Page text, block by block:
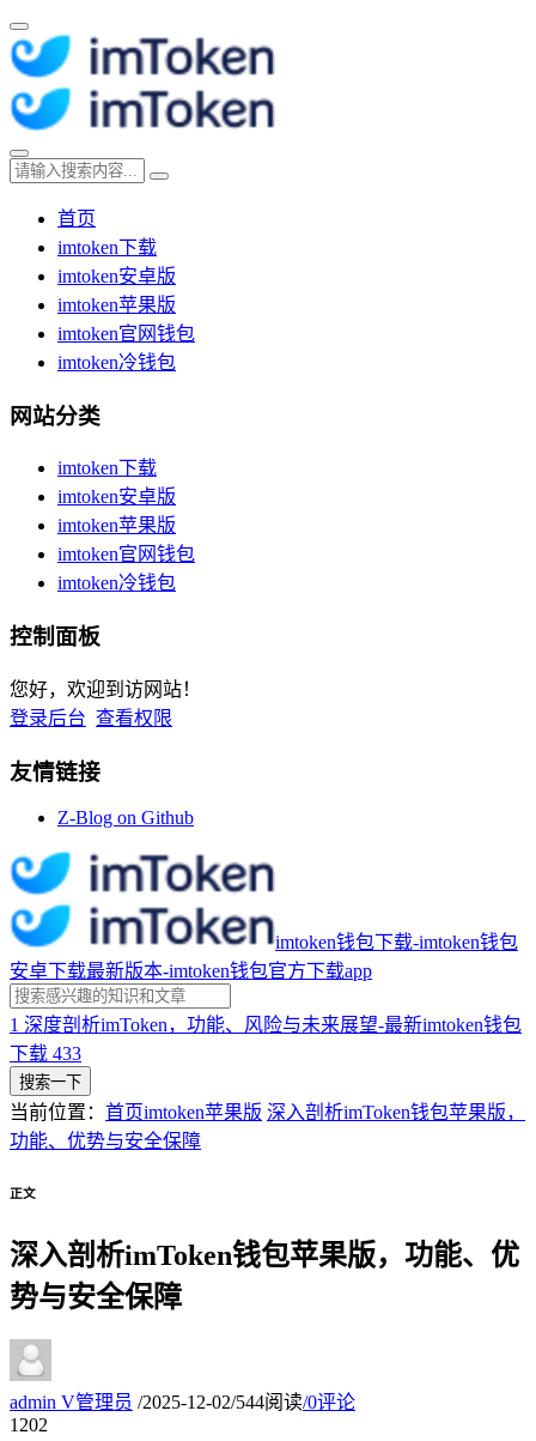
首页
imtoken下载
imtoken安卓版
imtoken苹果版
imtoken官网钱包
imtoken冷钱包
网站分类
imtoken下载
imtoken安卓版
imtoken苹果版
imtoken官网钱包
imtoken冷钱包
控制面板
您好，欢迎到访网站！
登录后台 查看权限
友情链接
Z-Blog on Github
imtoken钱包下载-imtoken钱包
安卓下载最新版本-imtoken钱包官方下载app
1 深度剖析imToken，功能、风险与未来展望-最新imtoken钱包
下载 433
搜索一下
当前位置： 首页imtoken苹果版 深入剖析imToken钱包苹果版，
功能、优势与安全保障
正文
深入剖析imToken钱包苹果版，功能、优
势与安全保障
admin V管理员 /2025-12-02/544阅读/0评论
1202